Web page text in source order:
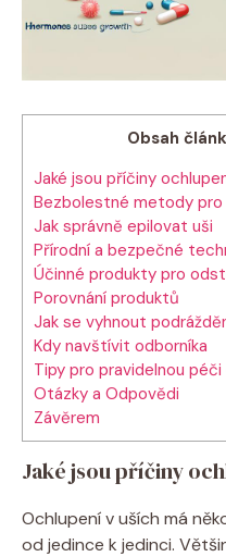
Obsah
Jaké jsou příčiny
Bezbolestné metody
Jak správně epilovat uši
Přírodní a bezpečné
Účinné produkty pro
Porovnání produktů
Jak se vyhnout
Kdy navštívit odborníka
Tipy pro pravidelnou péči
Otázky a Odpovědi
Závěrem
Jaké jsou příčiny
Ochlupení v uších má
od jedince k jedinci.